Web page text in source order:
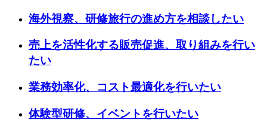
海外視察、研修旅行の進め方を相談したい
売上を活性化する販売促進、取り組みを行い
たい
業務効率化、コスト最適化を行いたい
体験型研修、イベントを行いたい